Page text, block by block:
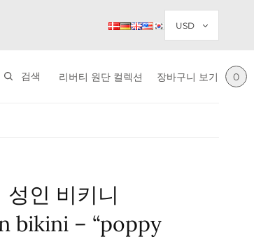
검색 리버티 원단 컬렉션 장바구니 보기 0
성인 비키니
bikini – “poppy